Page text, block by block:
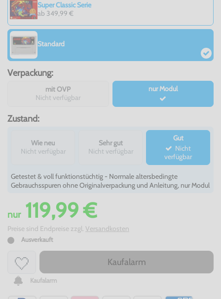
Super Classic Serie
ab 349,99 €
Standard
Verpackung:
mit OVP
Nicht verfügbar
nur Modul
Zustand:
Wie neu
Nicht verfügbar
Sehr gut
Nicht verfügbar
Gut
verfügbar
Getestet & voll funktionstüchtig - Normale altersbedingte
Gebrauchsspuren ohne Originalverpackung und Anleitung, nur Modul
nur119,99 €
Preise sind Endpreise zzgl. Versandkosten
Ausverkauft
Kaufalarm
Kaufalarm